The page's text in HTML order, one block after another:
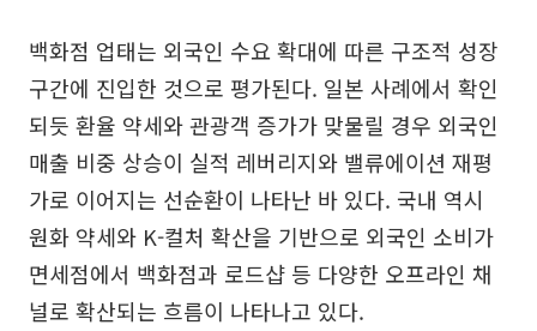
백화점 업태는 외국인 수요 확대에 따른 구조적 성장
구간에 진입한 것으로 평가된다. 일본 사례에서 확인
되듯 환율 약세와 관광객 증가가 맞물릴 경우 외국인
매출 비중 상승이 실적 레버리지와 밸류에이션 재평
가로 이어지는 선순환이 나타난 바 있다. 국내 역시
원화 약세와 K-컬처 확산을 기반으로 외국인 소비가
면세점에서 백화점과 로드샵 등 다양한 오프라인 채
널로 확산되는 흐름이 나타나고 있다.